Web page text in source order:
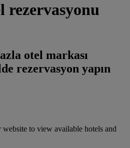
otel markası
rezervasyon yapın
to view available hotels and